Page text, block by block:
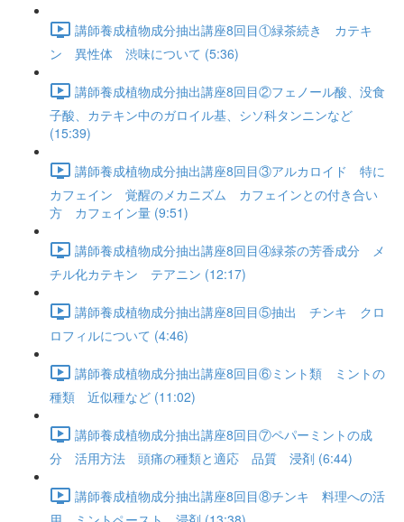
講師養成植物成分抽出講座8回目①緑茶続き カテキ
ン 異性体 渋味について (5:36)
講師養成植物成分抽出講座8回目②フェノール酸、没食
子酸、カテキン中のガロイル基、シソ科タンニンなど
(15:39)
講師養成植物成分抽出講座8回目③アルカロイド 特に
カフェイン 覚醒のメカニズム カフェインとの付き合い
方 カフェイン量 (9:51)
講師養成植物成分抽出講座8回目④緑茶の芳香成分 メ
チル化カテキン テアニン (12:17)
講師養成植物成分抽出講座8回目⑤抽出 チンキ クロ
ロフィルについて (4:46)
講師養成植物成分抽出講座8回目⑥ミント類 ミントの
種類 近似種など (11:02)
講師養成植物成分抽出講座8回目⑦ペパーミントの成
分 活用方法 頭痛の種類と適応 品質 浸剤 (6:44)
講師養成植物成分抽出講座8回目⑧チンキ 料理への活